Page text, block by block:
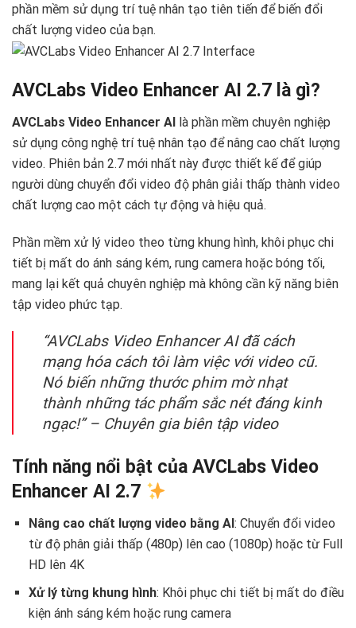
phần mềm sử dụng trí tuệ nhân tạo tiên tiến để biến đổi
chất lượng video của bạn.
AVCLabs Video Enhancer AI 2.7 là gì?
AVCLabs Video Enhancer AI là phần mềm chuyên nghiệp
sử dụng công nghệ trí tuệ nhân tạo để nâng cao chất lượng
video. Phiên bản 2.7 mới nhất này được thiết kế để giúp
người dùng chuyển đổi video độ phân giải thấp thành video
chất lượng cao một cách tự động và hiệu quả.
Phần mềm xử lý video theo từng khung hình, khôi phục chi
tiết bị mất do ánh sáng kém, rung camera hoặc bóng tối,
mang lại kết quả chuyên nghiệp mà không cần kỹ năng biên
tập video phức tạp.
“AVCLabs Video Enhancer AI đã cách
mạng hóa cách tôi làm việc với video cũ.
Nó biến những thước phim mờ nhạt
thành những tác phẩm sắc nét đáng kinh
ngạc!” – Chuyên gia biên tập video
Tính năng nổi bật của AVCLabs Video
Enhancer AI 2.7
Nâng cao chất lượng video bằng AI: Chuyển đổi video
từ độ phân giải thấp (480p) lên cao (1080p) hoặc từ Full
HD lên 4K
Xử lý từng khung hình: Khôi phục chi tiết bị mất do điều
kiện ánh sáng kém hoặc rung camera